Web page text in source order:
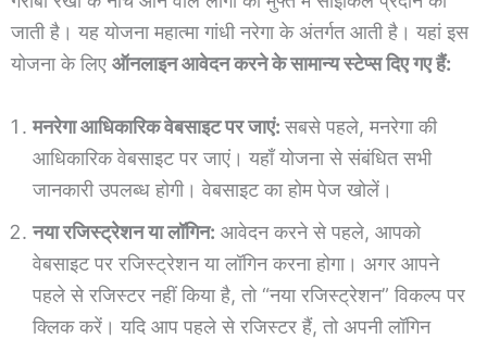
जाती है। यह योजना महात्मा गांधी नरेगा के अंतर्गत आती है। यहां इस
योजना के लिए ऑनलाइन आवेदन करने के सामान्य स्टेप्स दिए गए हैं:
मनरेगा आधिकारिक वेबसाइट पर जाएं:सबसे पहले, मनरेगा की
आधिकारिक वेबसाइट पर जाएं। यहाँ योजना से संबंधित सभी
जानकारी उपलब्ध होगी। वेबसाइट का होम पेज खोलें।
नया रजिस्ट्रेशन या लॉगिन: आवेदन करने से पहले, आपको
वेबसाइट पर रजिस्ट्रेशन या लॉगिन करना होगा। अगर आपने
पहले से रजिस्टर नहीं किया है, तो “नया रजिस्ट्रेशन” विकल्प पर
क्लिक करें। यदि आप पहले से रजिस्टर हैं, तो अपनी लॉगिन